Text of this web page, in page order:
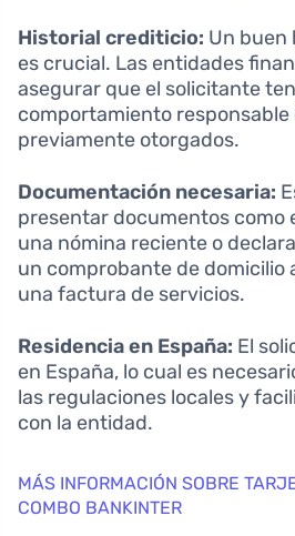
Historial crediticio: Un buen
es crucial. Las entidades
asegurar que el solicitante
comportamiento
previamente otorgados.
Documentación necesaria:
presentar documentos como
una nómina reciente o
un comprobante de domicilio
una factura de servicios.
Residencia en España: El
en España, lo cual es
las regulaciones locales y
con la entidad.
MÁS INFORMACIÓN SOBRE
COMBO BANKINTER